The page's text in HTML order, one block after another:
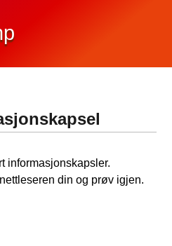
informasjonskapsler.
din og prøv igjen.